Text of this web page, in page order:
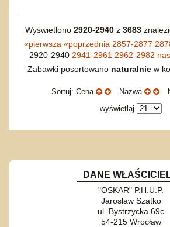
Wyświetlono 2920-2940z 3683
«pierwsza «poprzednia 2857-2877
2920-2940 2941-2961 2962-2982
Zabawki posortowano naturalniew
Sortuj: Cena Nazwa
wyświetlaj
DANE
"OSKAR" P.H.U.P.
Jarosław Szatko
ul. Bystrzycka 69c
54-215 Wrocław